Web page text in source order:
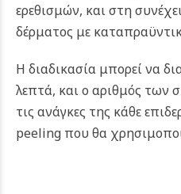
ερεθισμών, και στη
δέρματος με
Η διαδικασία μπορεί να
λεπτά, και ο αριθμός των
τις ανάγκες της κάθε
peeling που θα